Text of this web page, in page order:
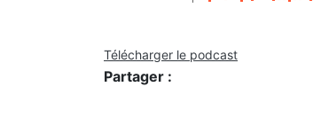
Télécharger le podcast
Partager :